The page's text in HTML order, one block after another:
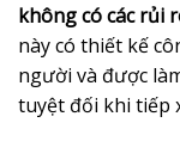
không có các rủi
này có thiết kế
người và được
tuyệt đối khi tiếp